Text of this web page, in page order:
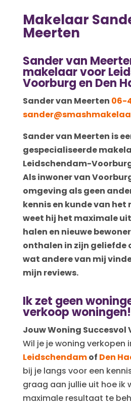
Makelaar
Meerten
Sander van
makelaar voor
Voorburg en Den
Sander van Meerten 06-
Sander van Meerten is
gespecialiseerde
Leidschendam-
Als inwoner van
omgeving als geen
kennis en kunde van
weet hij het maximale
halen en nieuwe
onthalen in zijn geliefde
wat andere van mij
mijn reviews.
Ik zet geen
verkoop woningen!
Jouw Woning Succesvol
Wil je je woning verkopen
Leidschendamof Den
bij je langs voor een
graag aan jullie uit hoe ik
maximale resultaat te